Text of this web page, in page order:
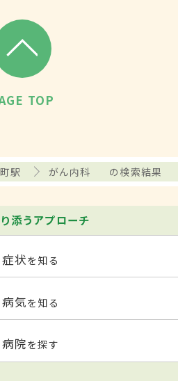
TOP
駅 がん内科 の検索結果
添うアプローチ
症状を知る
病気を知る
病院を探す